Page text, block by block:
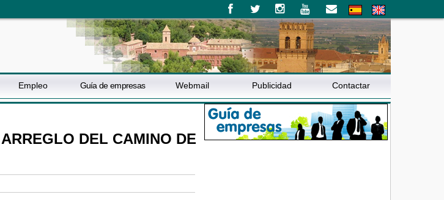
Empleo Guía de empresas Webmail Publicidad Contactar
DEL CAMINO DE